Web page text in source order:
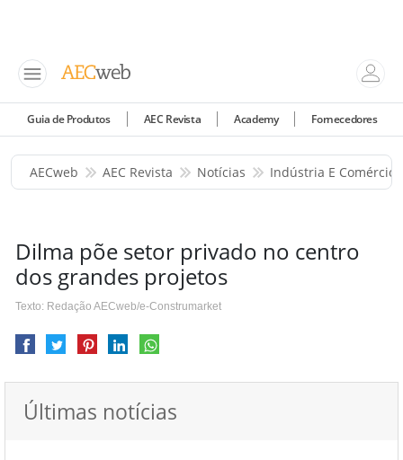
Guia de Produtos AEC Revista Academy Fornecedores
AECweb AEC Revista Notícias Indústria E Comércio
Dilma põe setor privado no centro
dos grandes projetos
Texto: Redação AECweb/e-Construmarket
Últimas notícias